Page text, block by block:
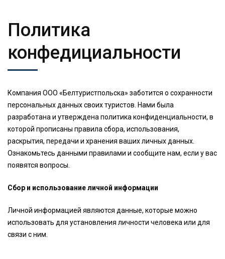
Политика
конфедициальности
Компания ООО «Белтуристпольска» заботится о сохранности
персональных данных своих туристов. Нами была
разработана и утверждена политика конфиденциальности, в
которой прописаны правила сбора, использования,
раскрытия, передачи и хранения ваших личных данных.
Ознакомьтесь данными правилами и сообщите нам, если у вас
появятся вопросы.
Сбор и использование личной информации
Личной информацией являются данные, которые можно
использовать для установления личности человека или для
связи с ним.